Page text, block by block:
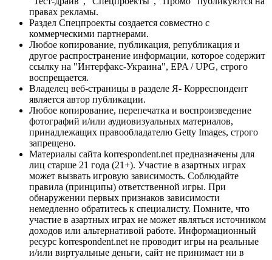
правах рекламы.
Раздел Спецпроекты создается совместно с
коммерческими партнерами.
Любое копирование, публикация, републикация и
другое распространение информации, которое содержит
ссылку на "Интерфакс-Украина", EPA / UPG, строго
воспрещается.
Владелец веб-страницы в разделе Я- Корреспондент
является автор публикации.
Любое копирование, перепечатка и воспроизведение
фотографий и/или аудиовизуальных материалов,
принадлежащих правообладателю Getty Images, строго
запрещено.
Материалы сайта korrespondent.net предназначены для
лиц старше 21 года (21+). Участие в азартных играх
может вызвать игровую зависимость. Соблюдайте
правила (принципы) ответственной игры. При
обнаружении первых признаков зависимости
немедленно обратитесь к специалисту. Помните, что
участие в азартных играх не может являться источником
доходов или альтернативой работе. Информационный
ресурс korrespondent.net не проводит игры на реальные
и/или виртуальные деньги, сайт не принимает ни в